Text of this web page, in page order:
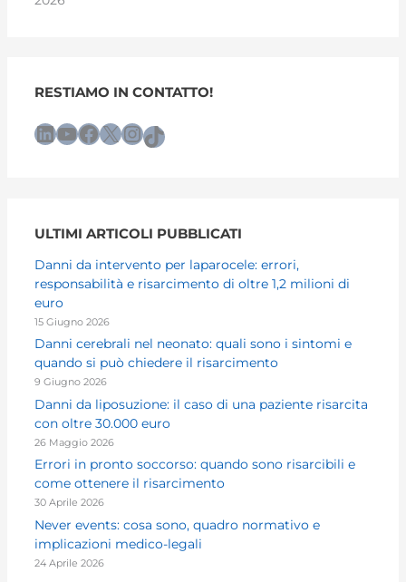
RESTIAMO IN CONTATTO!
LinkedIn YouTube Facebook X InstagramTikTok
ULTIMI ARTICOLI PUBBLICATI
Danni da intervento per laparocele: errori,
responsabilità e risarcimento di oltre 1,2 milioni di
euro
15 Giugno 2026
Danni cerebrali nel neonato: quali sono i sintomi e
quando si può chiedere il risarcimento
9 Giugno 2026
Danni da liposuzione: il caso di una paziente risarcita
con oltre 30.000 euro
26 Maggio 2026
Errori in pronto soccorso: quando sono risarcibili e
come ottenere il risarcimento
30 Aprile 2026
Never events: cosa sono, quadro normativo e
implicazioni medico-legali
24 Aprile 2026